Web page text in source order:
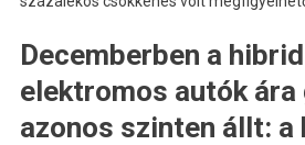
Decemberben a
elektromos autók
azonos szinten állt: a